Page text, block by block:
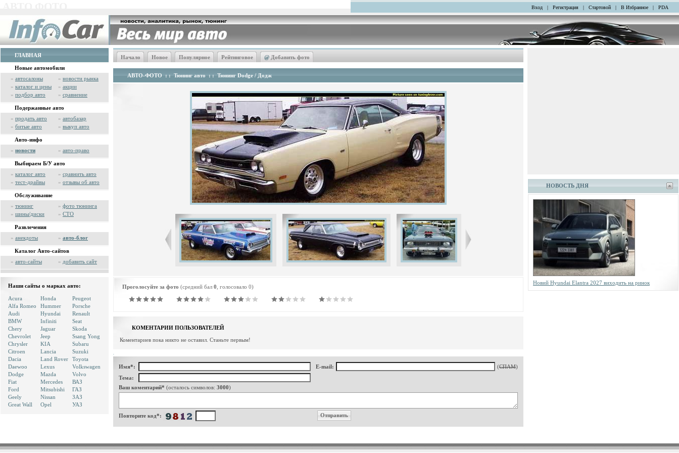
Вход | Регистрация | Стартовой | В Избранное | PDA
ГЛАВНАЯ
Новые автомобили
» автосалоны » новости рынка
» каталог и цены » акции
» подбор авто » сравнение
Подержанные авто
» продать авто » автобазар
» битые авто » выкуп авто
Авто-инфо
» новости » авто-право
Выбираем Б/У авто
» каталог авто » сравнить авто
» тест-драйвы » отзывы об авто
Обслуживание
» тюнинг » фото тюнинга
» шины/диски » СТО
Развлечения
» анекдоты » авто-блог
Каталог Авто-сайтов
» авто-сайты » добавить сайт
Наши сайты о марках авто:
Acura
Alfa Romeo
Audi
BMW
Chery
Chevrolet
Chrysler
Citroen
Dacia
Daewoo
Dodge
Fiat
Ford
Geely
Great Wall
Honda
Hummer
Hyundai
Infiniti
Jaguar
Jeep
KIA
Lancia
Land Rover
Lexus
Mazda
Mercedes
Mitsubishi
Nissan
Opel
Peugeot
Porsche
Renault
Seat
Skoda
Ssang Yong
Subaru
Suzuki
Toyota
Volkswagen
Volvo
ВАЗ
ГАЗ
ЗАЗ
УАЗ
Начало Новое Популярное Рейтинговое @ Добавить фото
АВТО-ФОТО : : Тюнинг авто : : Тюнинг Dodge / Додж
Проголосуйте за фото (средний бал 0 , голосовало 0)
КОМЕНТАРИИ ПОЛЬЗОВАТЕЛЕЙ
Коментариев пока никто не оставил. Станьте первым!
Имя*: E-mail: (СПАМ)
Тема:
Ваш коментарий* (осталось символов: 3000)
Повторите код*:
НОВОСТЬ ДНЯ
Новий Hyundai Elantra 2027 виходить на ринок